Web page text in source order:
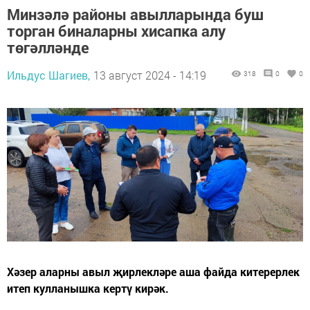
Минзәлә районы авылларында буш
торган биналарны хисапка алу
төгәлләнде
Ильдус Шагиев, 13 август 2024 - 14:19 318 0 0
Хәзер аларны авыл җирлекләре аша файда китерерлек
итеп кулланышка кертү кирәк.